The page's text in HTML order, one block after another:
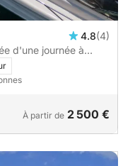
4.8(4)
d'une journée à
À partir de 2 500 €